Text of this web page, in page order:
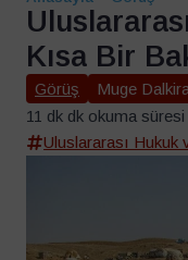
Kısa Bir
Görüş Muge
11 dk dk okuma süresi
Uluslararası Hukuk